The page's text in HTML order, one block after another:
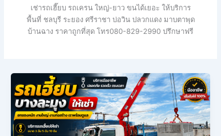
เช่ารถเฮี๊ยบ รถเครน ใหญ่-ยาว ขนได้เยอะ ให้บริการ
พื้นที่ ชลบุรี ระยอง ศรีราชา บ่อวิน ปลวกแดง มาบตาพุด
บ้านฉาง ราคาถูกที่สุด โทร080-829-2990 ปรึกษาฟรี